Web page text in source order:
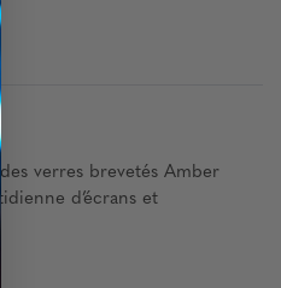
verres brevetés Amber
d’écrans et